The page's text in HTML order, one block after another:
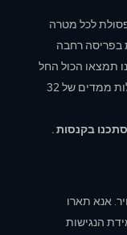
פסולת לכל מטרה
בפריסה רחבה
תמצאו הכול החל
מעגלות פינוי 4 קוב ועד מכולות פסולת גדולות ממדים של 32
בקנסות .
אנא תארו
הנגישות